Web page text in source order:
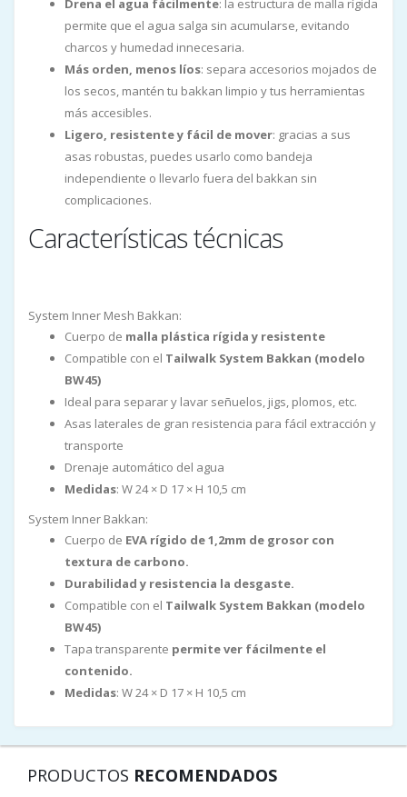
Drena el agua fácilmente: la estructura de malla rígida
permite que el agua salga sin acumularse, evitando
charcos y humedad innecesaria.
Más orden, menos líos: separa accesorios mojados de
los secos, mantén tu bakkan limpio y tus herramientas
más accesibles.
Ligero, resistente y fácil de mover: gracias a sus
asas robustas, puedes usarlo como bandeja
independiente o llevarlo fuera del bakkan sin
complicaciones.
Características técnicas
System Inner Mesh Bakkan:
Cuerpo de malla plástica rígida y resistente
Compatible con el Tailwalk System Bakkan (modelo
BW45)
Ideal para separar y lavar señuelos, jigs, plomos, etc.
Asas laterales de gran resistencia para fácil extracción y
transporte
Drenaje automático del agua
Medidas: W 24 × D 17 × H 10,5 cm
System Inner Bakkan:
Cuerpo de EVA rígido de 1,2mm de grosor con
textura de carbono.
Durabilidad y resistencia la desgaste.
Compatible con el Tailwalk System Bakkan (modelo
BW45)
Tapa transparente permite ver fácilmente el
contenido.
Medidas: W 24 × D 17 × H 10,5 cm
PRODUCTOS RECOMENDADOS